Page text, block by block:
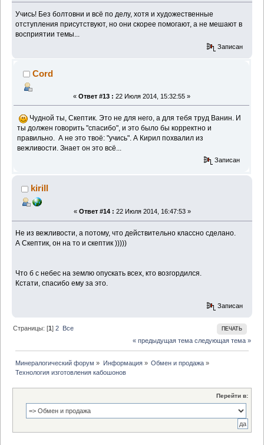
Учись! Без болтовни и всё по делу, хотя и художественные
отступления присутствуют, но они скорее помогают, а не мешают в
восприятии темы...
Записан
Cord
« Ответ #13 : 22 Июля 2014, 15:32:55 »
Чудной ты, Скептик. Это не для него, а для тебя труд Ванин. И
ты должен говорить "спасибо", и это было бы корректно и
правильно. А не это твоё: "учись". А Кирил похвалил из
вежливости. Знает он это всё...
Записан
kirill
« Ответ #14 : 22 Июля 2014, 16:47:53 »
Не из вежливости, а потому, что действительно классно сделано.
А Скептик, он на то и скептик )))))
Что б с небес на землю опускать всех, кто возгордился.
Кстати, спасибо ему за это.
Записан
ПЕЧАТЬ
Страницы: [1]2 Все
« предыдущая тема следующая тема »
Минералогический форум » Информация» Обмен и продажа»
Технология изготовления кабошонов
Перейти в: